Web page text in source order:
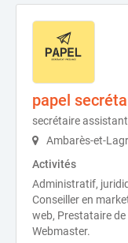
papel
secrétaire
Ambarès-et-
Activités
Administratif,
Conseiller en
web, Prestataire
Webmaster.